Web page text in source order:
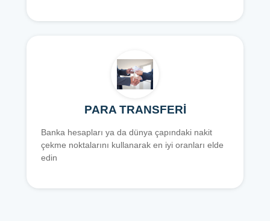
PARA TRANSFERİ
Banka hesapları ya da dünya çapındaki nakit
çekme noktalarını kullanarak en iyi oranları elde
edin